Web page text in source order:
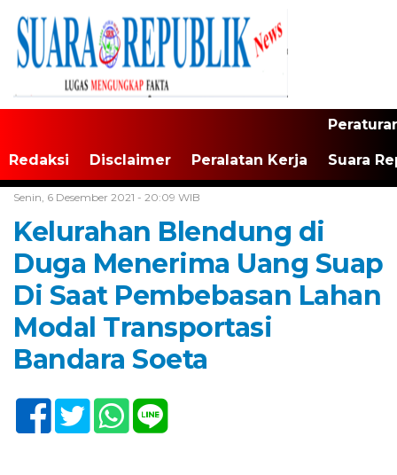
Redaksi Disclaimer Peralatan Kerja Suara
Senin, 6 Desember 2021 - 20:09 WIB
Kelurahan Blendung di
Duga Menerima Uang Suap
Di Saat Pembebasan Lahan
Modal Transportasi
Bandara Soeta